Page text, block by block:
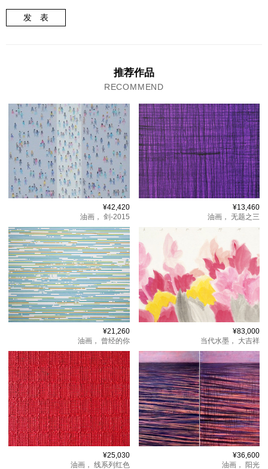
发 表
推荐作品
RECOMMEND
¥42,420
油画， 剑-2015
¥13,460
油画， 无题之三
¥21,260
油画，
曾经的你
¥83,000
当代水墨，
大吉祥
¥25,030
油画， 线系列红色
¥36,600
油画， 阳光